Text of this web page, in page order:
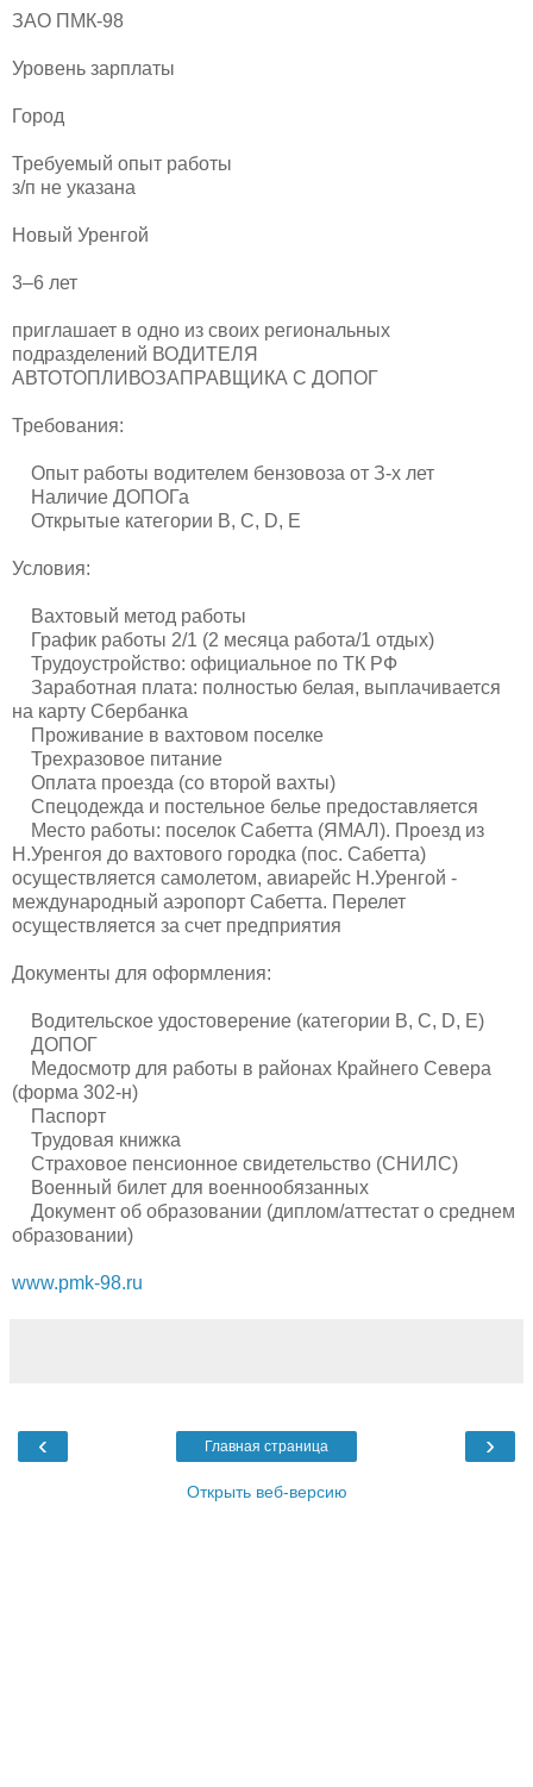
ЗАО ПМК-98
Уровень зарплаты
Город
Требуемый опыт работы
з/п не указана
Новый Уренгой
3–6 лет
приглашает в одно из своих региональных
подразделений ВОДИТЕЛЯ
АВТОТОПЛИВОЗАПРАВЩИКА С ДОПОГ
Требования:
Опыт работы водителем бензовоза от З-х лет
Наличие ДОПОГа
Открытые категории B, C, D, E
Условия:
Вахтовый метод работы
График работы 2/1 (2 месяца работа/1 отдых)
Трудоустройство: официальное по ТК РФ
Заработная плата: полностью белая, выплачивается
на карту Сбербанка
Проживание в вахтовом поселке
Трехразовое питание
Оплата проезда (со второй вахты)
Спецодежда и постельное белье предоставляется
Место работы: поселок Сабетта (ЯМАЛ). Проезд из
Н.Уренгоя до вахтового городка (пос. Сабетта)
осуществляется самолетом, авиарейс Н.Уренгой -
международный аэропорт Сабетта. Перелет
осуществляется за счет предприятия
Документы для оформления:
Водительское удостоверение (категории B, C, D, E)
ДОПОГ
Медосмотр для работы в районах Крайнего Севера
(форма 302-н)
Паспорт
Трудовая книжка
Страховое пенсионное свидетельство (СНИЛС)
Военный билет для военнообязанных
Документ об образовании (диплом/аттестат о среднем
образовании)
www.pmk-98.ru
‹ ›
Главная страница
Открыть веб-версию